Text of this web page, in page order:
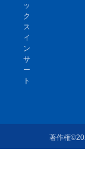
ッ
ク
ス
イ
ン
サ
ー
ト
著作権